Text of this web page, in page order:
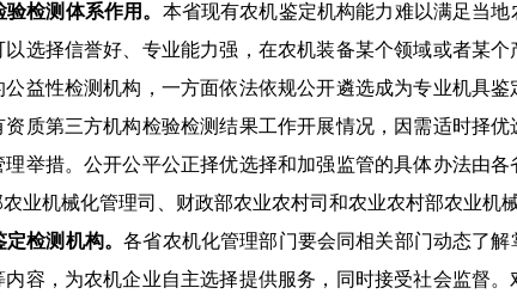
检测体系作用。 本省现有农机鉴定机构能力难以满足当
选择信誉好、专业能力强，在农机装备某个领域或者某
益性检测机构， 一方面依法依规公开遴选成为专业机具鉴
质第三方机构检验检测结果工作开展情况，因需适时择优
理举措。公开公平公正择优选择和加强监管的具体办法由
农业机械化管理司 、财政部农业农村司 和农业农村部农业机
定检测机构。各省农机化管理部门要会同相关部门动态了
容， 为农机企业自主选择提供服务 ，同时接受社会监督。